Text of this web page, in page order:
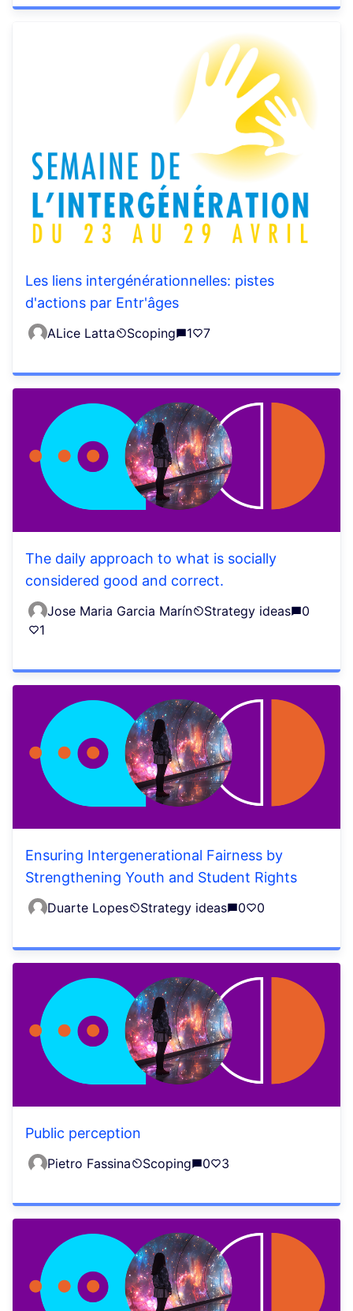
Les liens intergénérationnelles: pistes
d'actions par Entr'âges
ALice Latta Scoping 1 7
The daily approach to what is socially
considered good and correct.
Jose Maria Garcia Marín Strategy ideas
0
1
Ensuring Intergenerational Fairness by
Strengthening Youth and Student Rights
Duarte Lopes Strategy ideas 0 0
Public perception
Pietro Fassina Scoping 0 3